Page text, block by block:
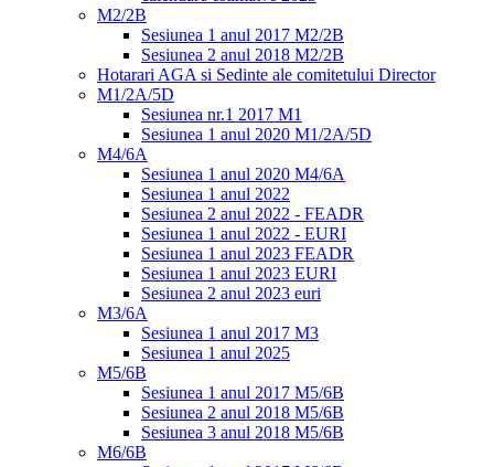
M2/2B
Sesiunea 1 anul 2017 M2/2B
Sesiunea 2 anul 2018 M2/2B
Hotarari AGA si Sedinte ale comitetului Director
M1/2A/5D
Sesiunea nr.1 2017 M1
Sesiunea 1 anul 2020 M1/2A/5D
M4/6A
Sesiunea 1 anul 2020 M4/6A
Sesiunea 1 anul 2022
Sesiunea 2 anul 2022 - FEADR
Sesiunea 1 anul 2022 - EURI
Sesiunea 1 anul 2023 FEADR
Sesiunea 1 anul 2023 EURI
Sesiunea 2 anul 2023 euri
M3/6A
Sesiunea 1 anul 2017 M3
Sesiunea 1 anul 2025
M5/6B
Sesiunea 1 anul 2017 M5/6B
Sesiunea 2 anul 2018 M5/6B
Sesiunea 3 anul 2018 M5/6B
M6/6B